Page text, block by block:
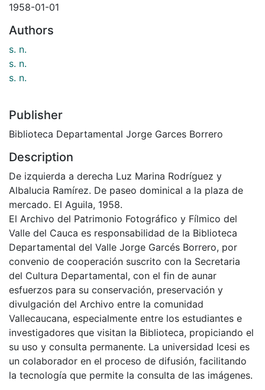
1958-01-01
Authors
s. n.
s. n.
s. n.
Publisher
Biblioteca Departamental Jorge Garces Borrero
Description
De izquierda a derecha Luz Marina Rodríguez y
Albalucia Ramírez. De paseo dominical a la plaza de
mercado. El Aguila, 1958.
El Archivo del Patrimonio Fotográfico y Fílmico del
Valle del Cauca es responsabilidad de la Biblioteca
Departamental del Valle Jorge Garcés Borrero, por
convenio de cooperación suscrito con la Secretaria
del Cultura Departamental, con el fin de aunar
esfuerzos para su conservación, preservación y
divulgación del Archivo entre la comunidad
Vallecaucana, especialmente entre los estudiantes e
investigadores que visitan la Biblioteca, propiciando el
su uso y consulta permanente. La universidad Icesi es
un colaborador en el proceso de difusión, facilitando
la tecnología que permite la consulta de las imágenes.